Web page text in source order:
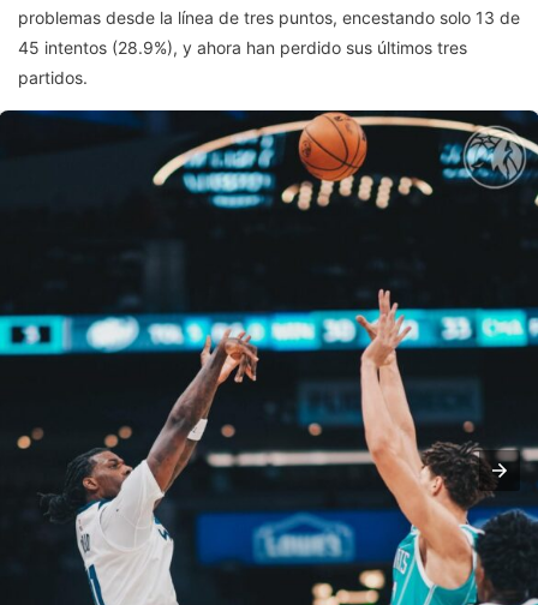
problemas desde la línea de tres puntos, encestando solo 13 de
45 intentos (28.9%), y ahora han perdido sus últimos tres
partidos.